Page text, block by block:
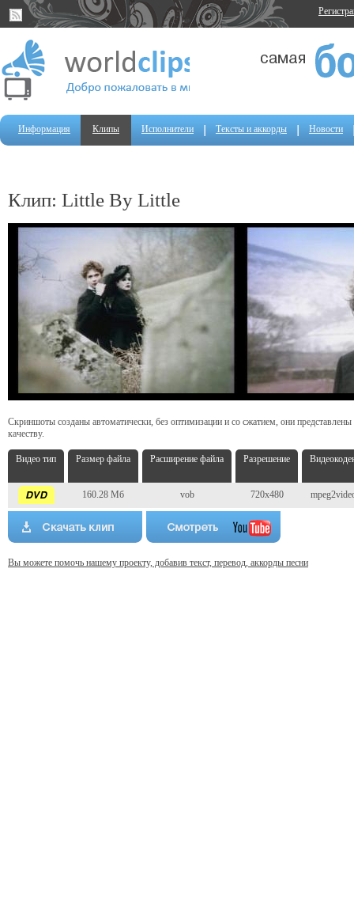
Информация Клипы Исполнители Тексты и аккорды Новости
Клип: Little By Little
Скриншоты созданы автоматически, без оптимизации и со сжатием, они
качеству.
Видео тип Размер файла Расширение файла Разрешение
160.28 Мб vob 720x480
Вы можете помочь нашему проекту, добавив текст, перевод, аккорды песни